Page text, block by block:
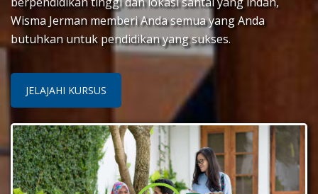
Wisma Jerman memberi Anda semua yang Anda
butuhkan untuk pendidikan yang sukses.
JELAJAHI KURSUS